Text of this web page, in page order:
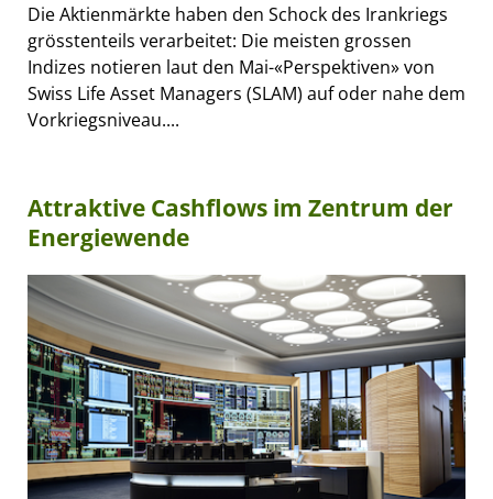
Die Aktienmärkte haben den Schock des Irankriegs
grösstenteils verarbeitet: Die meisten grossen
Indizes notieren laut den Mai-«Perspektiven» von
Swiss Life Asset Managers (SLAM) auf oder nahe dem
Vorkriegsniveau....
Attraktive Cashflows im Zentrum der
Energiewende